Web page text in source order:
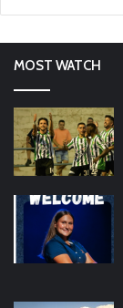
MOST WATCH